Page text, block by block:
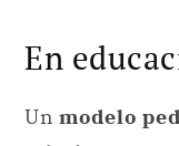
materias que
alcanzar.